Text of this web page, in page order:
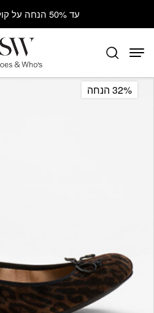
עד 50% הנחה על קולקציית הקיץ
32% הנחה